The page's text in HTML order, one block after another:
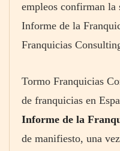
empleos confirman la
Informe de la
Franquicias
Tormo Franquicias
de franquicias en
Informe de la
de manifiesto, una